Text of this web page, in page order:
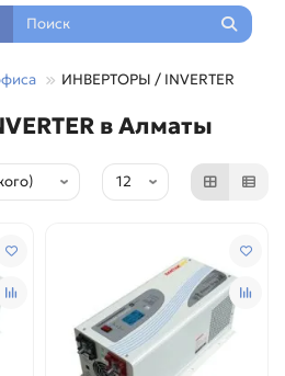
ИНВЕРТОРЫ / INVERTER
в Алматы